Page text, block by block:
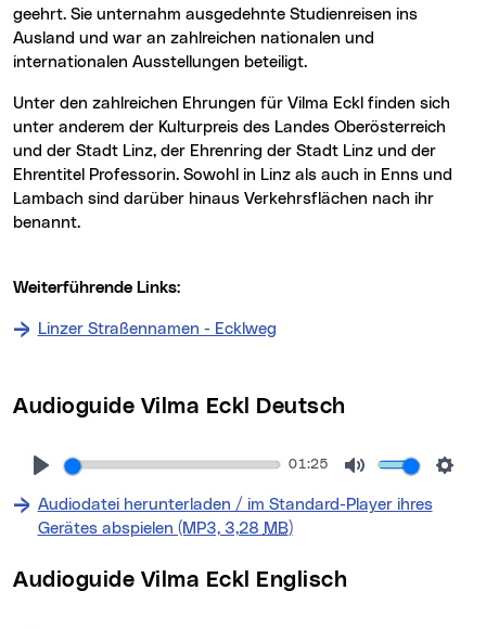
geehrt. Sie unternahm ausgedehnte Studienreisen ins
Ausland und war an zahlreichen nationalen und
internationalen Ausstellungen beteiligt.
Unter den zahlreichen Ehrungen für Vilma Eckl finden sich
unter anderem der Kulturpreis des Landes Oberösterreich
und der Stadt Linz, der Ehrenring der Stadt Linz und der
Ehrentitel Professorin. Sowohl in Linz als auch in Enns und
Lambach sind darüber hinaus Verkehrsflächen nach ihr
benannt.
Weiterführende Links:
Linzer Straßennamen - Ecklweg
Audioguide Vilma Eckl Deutsch
01:25
Audiodatei herunterladen / im Standard-Player ihres
Gerätes abspielen (MP3, 3,28 MB)(neues Fenster)
Audioguide Vilma Eckl Englisch